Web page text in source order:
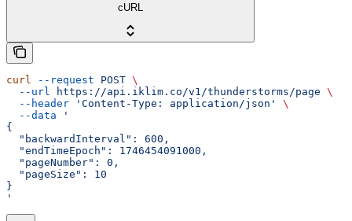
cURL
curl --request POST \
  --url
https://api.iklim.co/v1/thunderstorms/page \
  --header
'Content-Type: application/json'
\
  --data
'
{
  "backwardInterval": 600,
  "endTimeEpoch": 1746454091000,
  "pageNumber": 0,
  "pageSize": 10
}
'